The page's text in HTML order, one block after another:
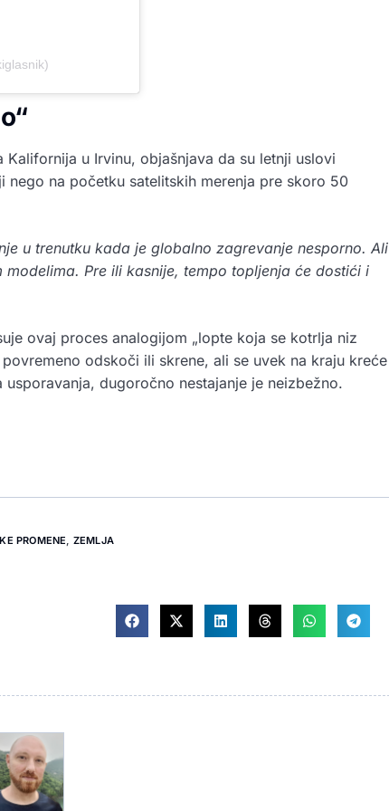
u Irvinu, objašnjava da su letnji uslovi
na početku satelitskih merenja pre skoro 50
u trenutku kada je globalno zagrevanje nesporno. Ali
Pre ili kasnije, tempo topljenja će dostići i
ovaj proces analogijom „lopte koja se kotrlja niz
odskoči ili skrene, ali se uvek na kraju kreće
dugoročno nestajanje je neizbežno.
PROMENE, ZEMLJA